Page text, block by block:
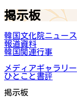
掲示板
韓国文化院ニュース
報道資料
韓国関連行事
メディアギャラリー
ひとこと書評
掲示板